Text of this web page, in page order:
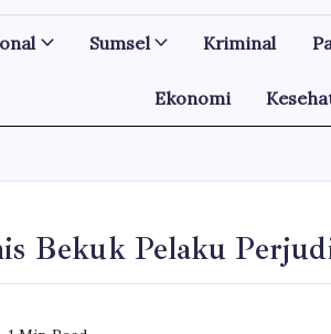
Sumsel Kriminal
Ekonomi
Bekuk Pelaku